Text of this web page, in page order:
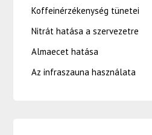
Koffeinérzékenység tünetei
Nitrát hatása a szervezetre
Almaecet hatása
Az infraszauna használata